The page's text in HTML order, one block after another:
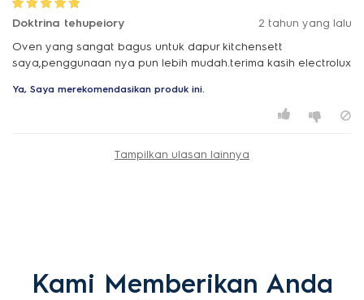
Doktrina tehupeiory
2 tahun yang lalu
Oven yang sangat bagus untuk dapur kitchensett
saya,penggunaan nya pun lebih mudah.terima kasih electrolux
Ya, Saya merekomendasikan produk ini.
Tampilkan ulasan lainnya
Kami Memberikan Anda